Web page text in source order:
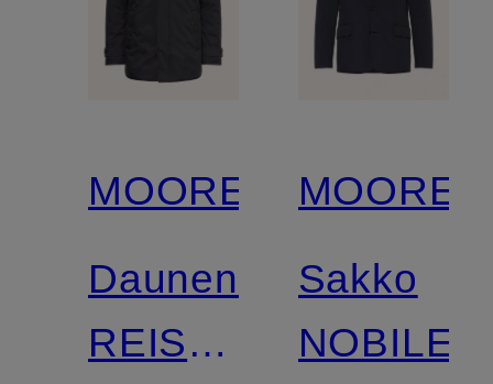
MOORER
Daunenmantel
REIS
MOORER
Sakko
NOBILE